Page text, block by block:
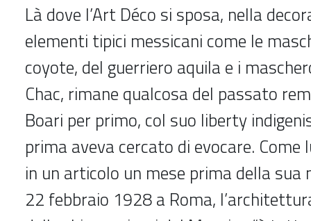
Là dove l’Art Déco si sposa, nella
elementi tipici messicani come le
coyote, del guerriero aquila e i
Chac, rimane qualcosa del passato
Boari per primo, col suo liberty
prima aveva cercato di evocare. Come
in un articolo un mese prima della
22 febbraio 1928 a Roma,